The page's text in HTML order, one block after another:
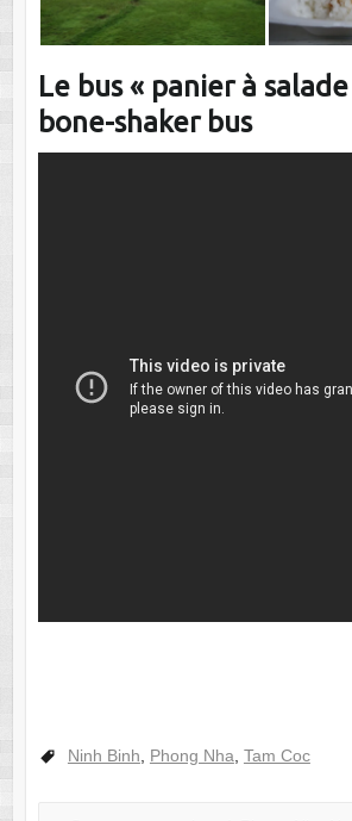
Le bus « panier à
bone-shaker bus
Ninh Binh Phong Nha Tam Coc